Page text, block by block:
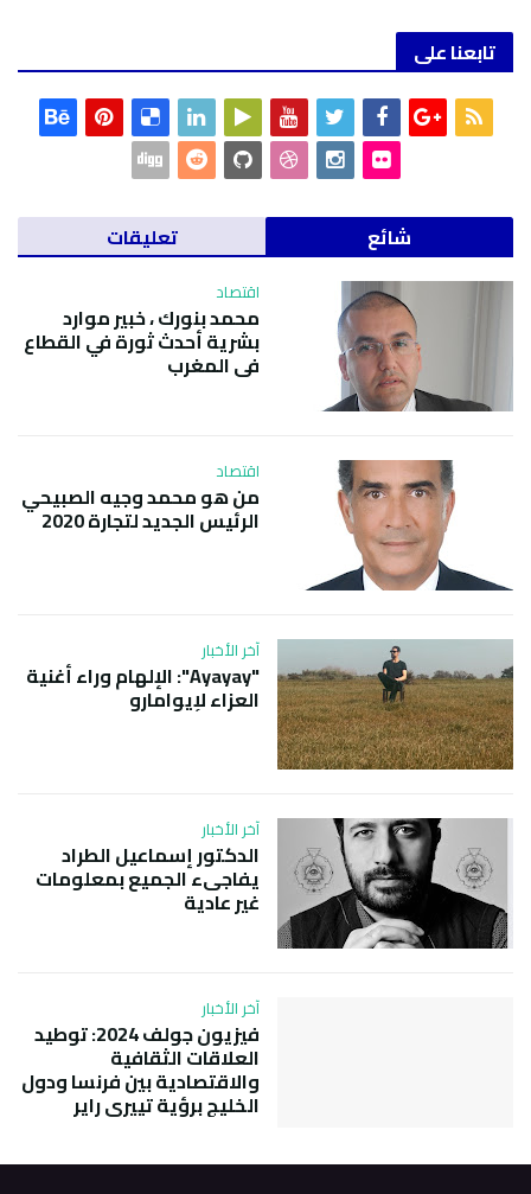
تابعنا على
شائع تعليقات
اقتصاد
محمد بنورك ، خبير موارد
بشرية أحدث ثورة في القطاع
في المغرب
اقتصاد
من هو محمد وجيه الصبيحي
الرئيس الجديد لتجارة 2020
آخر الأخبار
"Ayayay": الإلهام وراء أغنية
العزاء لإيوامارو
آخر الأخبار
الدكتور إسماعيل الطراد
يفاجىء الجميع بمعلومات
غير عادية
آخر الأخبار
فيزيون جولف 2024: توطيد
العلاقات الثقافية
والاقتصادية بين فرنسا ودول
الخليج برؤية تييري راير